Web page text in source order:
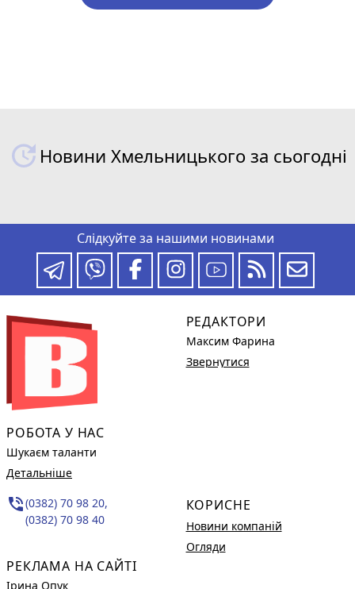
Новини Хмельницького за сьогодні
Слідкуйте за нашими новинами
РОБОТА У НАС
Шукаєм таланти
Детальніше
phone_in_talk(0382) 70 98 20,
(0382) 70 98 40
РЕКЛАМА НА САЙТІ
Ірина Опук
РЕДАКТОРИ
Максим Фарина
Звернутися
КОРИСНЕ
Новини компаній
Огляди